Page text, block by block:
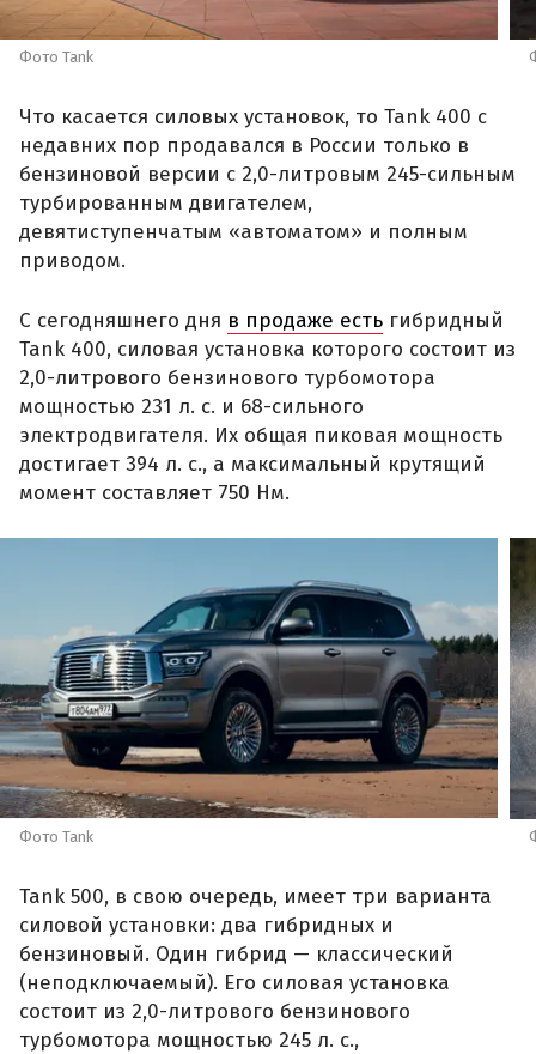
Фото Tank
Что касается силовых установок, то Tank 400 с
недавних пор продавался в России только в
бензиновой версии с 2,0-литровым 245-сильным
турбированным двигателем,
девятиступенчатым «автоматом» и полным
приводом.
С сегодняшнего дня в продаже есть гибридный
Tank 400, силовая установка которого состоит из
2,0-литрового бензинового турбомотора
мощностью 231 л. с. и 68-сильного
электродвигателя. Их общая пиковая мощность
достигает 394 л. с., а максимальный крутящий
момент составляет 750 Нм.
Фото Tank
Tank 500, в свою очередь, имеет три варианта
силовой установки: два гибридных и
бензиновый. Один гибрид — классический
(неподключаемый). Его силовая установка
состоит из 2,0-литрового бензинового
турбомотора мощностью 245 л. с.,